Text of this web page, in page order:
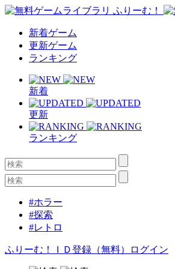
新着ゲーム
更新ゲーム
ランキング
新着
更新
ランキング
#ホラー
#探索
#レトロ
ふりーむ！ＩＤ登録（無料） ログイン